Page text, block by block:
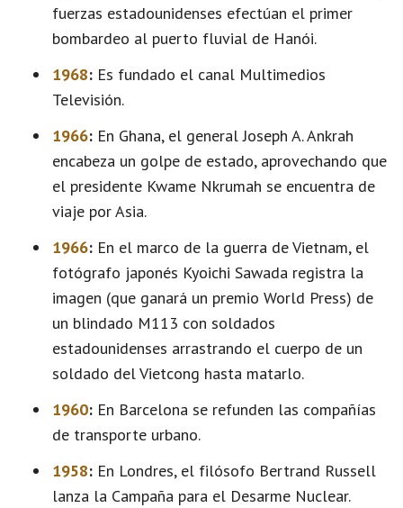
fuerzas estadounidenses efectúan el primer
bombardeo al puerto fluvial de Hanói.
1968: Es fundado el canal Multimedios
Televisión.
1966: En Ghana, el general Joseph A. Ankrah
encabeza un golpe de estado, aprovechando que
el presidente Kwame Nkrumah se encuentra de
viaje por Asia.
1966: En el marco de la guerra de Vietnam, el
fotógrafo japonés Kyoichi Sawada registra la
imagen (que ganará un premio World Press) de
un blindado M113 con soldados
estadounidenses arrastrando el cuerpo de un
soldado del Vietcong hasta matarlo.
1960: En Barcelona se refunden las compañías
de transporte urbano.
1958: En Londres, el filósofo Bertrand Russell
lanza la Campaña para el Desarme Nuclear.